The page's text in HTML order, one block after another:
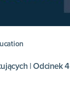
| Odcinek 4